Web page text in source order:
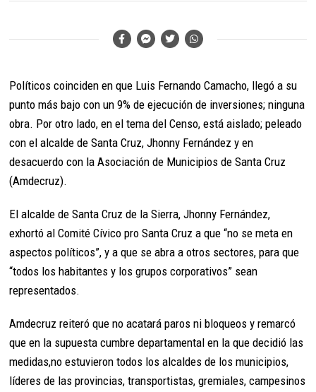
Políticos coinciden en que Luis Fernando Camacho, llegó a su
punto más bajo con un 9% de ejecución de inversiones; ninguna
obra. Por otro lado, en el tema del Censo, está aislado; peleado
con el alcalde de Santa Cruz, Jhonny Fernández y en
desacuerdo con la Asociación de Municipios de Santa Cruz
(Amdecruz).
El alcalde de Santa Cruz de la Sierra, Jhonny Fernández,
exhortó al Comité Cívico pro Santa Cruz a que “no se meta en
aspectos políticos”, y a que se abra a otros sectores, para que
“todos los habitantes y los grupos corporativos” sean
representados.
Amdecruz reiteró que no acatará paros ni bloqueos y remarcó
que en la supuesta cumbre departamental en la que decidió las
medidas,no estuvieron todos los alcaldes de los municipios,
líderes de las provincias, transportistas, gremiales, campesinos